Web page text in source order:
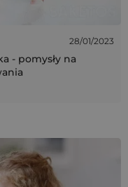
28/01/2023
- pomysły na